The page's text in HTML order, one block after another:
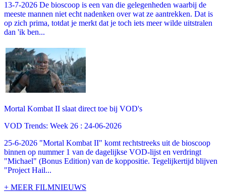
13-7-2026 De bioscoop is een van die gelegenheden waarbij de
meeste mannen niet echt nadenken over wat ze aantrekken. Dat is
op zich prima, totdat je merkt dat je toch iets meer wilde uitstralen
dan 'ik ben...
Mortal Kombat II slaat direct toe bij VOD's
VOD Trends: Week 26 : 24-06-2026
25-6-2026 "Mortal Kombat II" komt rechtstreeks uit de bioscoop
binnen op nummer 1 van de dagelijkse VOD-lijst en verdringt
"Michael" (Bonus Edition) van de koppositie. Tegelijkertijd blijven
"Project Hail...
+ MEER FILMNIEUWS